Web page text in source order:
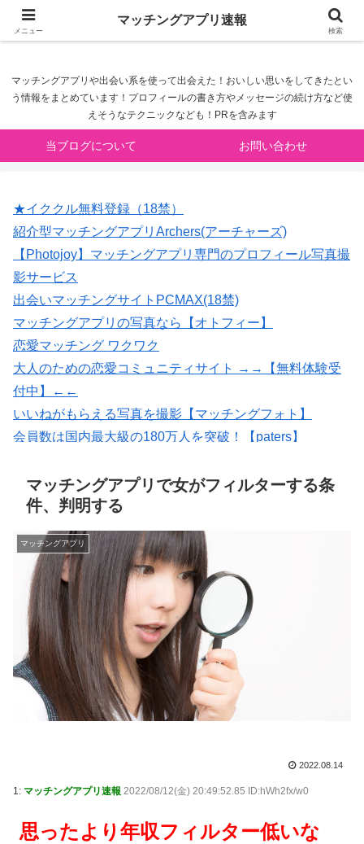
マッチングアプリ速報
マッチングアプリや出会い系を使って出会えた！おいしい思いをしてきたとい
う情報をまとめています！プロフィールの書き方やメッセージの続け方など使
えそうなテクニックなども！PRを含みます
当ブログについて お問い合わせ
★イククル無料登録（18禁）
紹介型マッチングアプリArchers(アーチャーズ)
【Photojoy】マッチングアプリ専門のプロフィール写真撮
影サービス
出会いマッチングサイトPCMAX(18禁)
マッチングアプリの写真なら【オトフィー】
恋愛マッチング ワクワク
大人のための恋愛コミュニティサイト →→【無料体験受
付中】←←
いいねがもらえる写真を撮影【マッチングフォト】
会員数は国内最大級の180万人を突破！【paters】
集/R18
マッチングアプリで女がフィルターする条
件、判明する
マッチングアプリ
2022.08.14
1: マッチングアプリ速報 2022/08/12(金) 20:49:52.85 ID:hWh2fx/w0
思ったより年収フィルター低いな
メニュー
マッチングアプリ速報
検索